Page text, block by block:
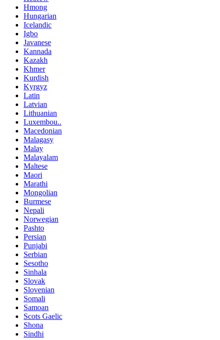
Hmong
Hungarian
Icelandic
Igbo
Javanese
Kannada
Kazakh
Khmer
Kurdish
Kyrgyz
Latin
Latvian
Lithuanian
Luxembou..
Macedonian
Malagasy
Malay
Malayalam
Maltese
Maori
Marathi
Mongolian
Burmese
Nepali
Norwegian
Pashto
Persian
Punjabi
Serbian
Sesotho
Sinhala
Slovak
Slovenian
Somali
Samoan
Scots Gaelic
Shona
Sindhi